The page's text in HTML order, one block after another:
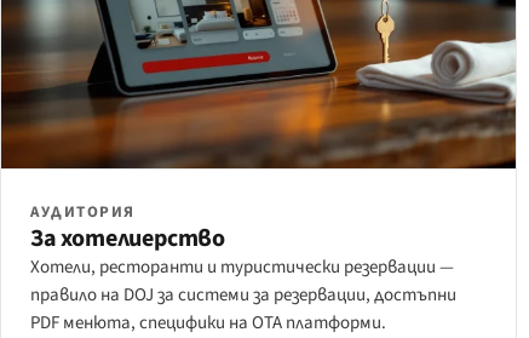
АУДИТОРИЯ
За хотелиерство
Хотели, ресторанти и туристически резервации —
правило на DOJ за системи за резервации, достъпни
PDF менюта, специфики на OTA платформи.